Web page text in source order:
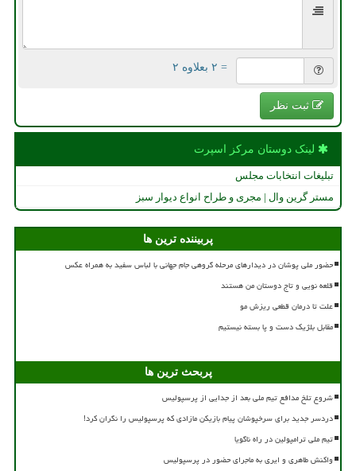
= ۲ بعلاوه ۲
ثبت نظر
لینک دوستان مركز اسپرت
تبلیغات انتخابات مجلس
مستر گرین وال | مجری و طراح انواع دیوار سبز
پربیننده ترین ها
حضور ملی پوشان در دیدارهای مرحله گروهی جام جهانی با لباس سفید به همراه عکس
قلعه نویی و تاج دوستان من هستند
علت تا درمان قطعی ریزش مو
مقابل بلژیک دست و پا بسته نیستیم
پربحث ترین ها
شروع تلخ مدافع تیم ملی بعد از جدایی از پرسپولیس
دردسر جدید برای سرخپوشان پیام بازیکن مازادی که پرسپولیس را نگران کرد!
تیم ملی ترامپولین در راه ناگویا
واکنش طاهری و ایری به ماجرای حضور در پرسپولیس